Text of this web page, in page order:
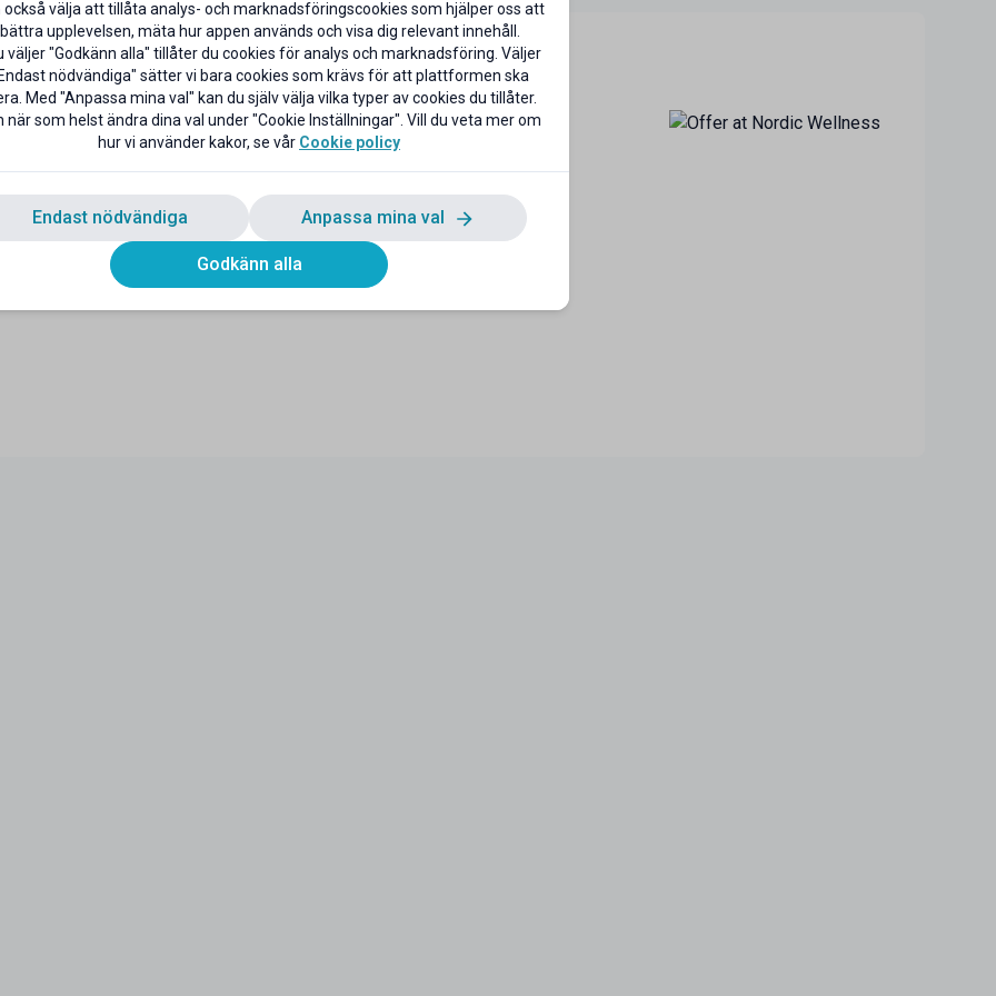
också välja att tillåta analys- och marknadsföringscookies som hjälper oss att
upplevelsen, mäta hur appen används och visa dig relevant innehåll.
väljer "Godkänn alla" tillåter du cookies för analys och marknadsföring. Väljer
nödvändiga" sätter vi bara cookies som krävs för att plattformen ska
Med "Anpassa mina val" kan du själv välja vilka typer av cookies du tillåter.
när som helst ändra dina val under "Cookie Inställningar". Vill du veta mer om
hur vi använder kakor, se vår Cookie policy
Endast nödvändiga Anpassa mina val
Godkänn alla